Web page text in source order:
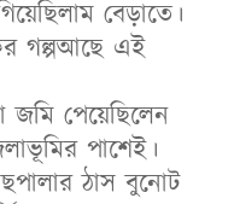
বেড়াতে।
গল্পআছে এই
জমি পেয়েছিলেন
পাশেই।
ঠাস বুনোট